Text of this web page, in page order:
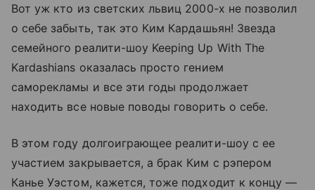
Вот уж кто из светских львиц 2000-х не позволил
о себе забыть, так это Ким Кардашьян! Звезда
семейного реалити-шоу Keeping Up With The
Kardashians оказалась просто гением
саморекламы и все эти годы продолжает
находить все новые поводы говорить о себе.
В этом году долгоиграющее реалити-шоу с ее
участием закрывается, а брак Ким с рэпером
Канье Уэстом, кажется, тоже подходит к концу —